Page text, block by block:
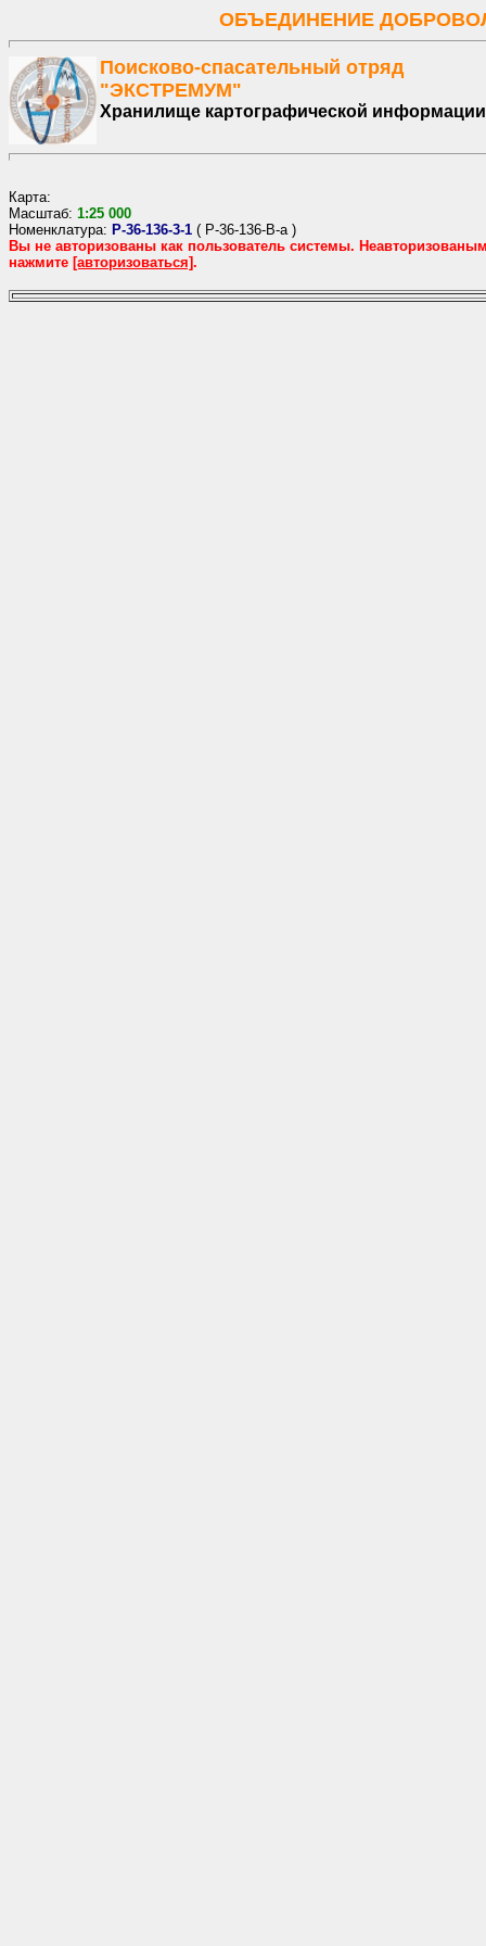
ОБЪЕДИНЕНИЕ
Поисково-спасательный отряд
"ЭКСТРЕМУМ"
Хранилище картографической информации
Карта:
Масштаб: 1:25 000
Номенклатура: P-36-136-3-1 ( P-36-136-В-а)
Вы не авторизованы как пользователь системы.
нажмите [авторизоваться].